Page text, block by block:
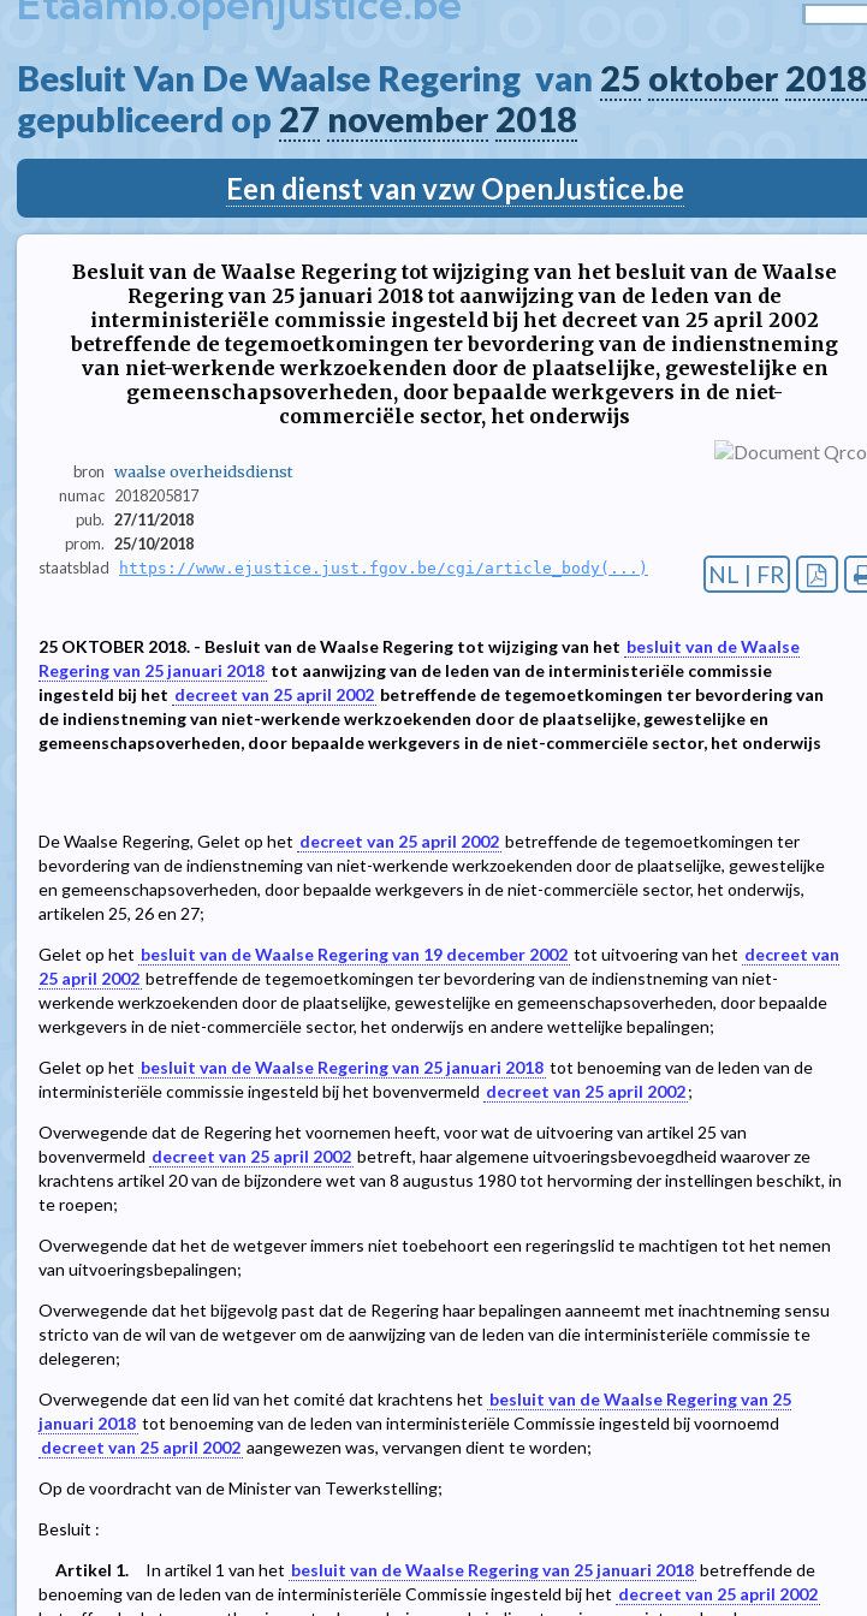
Besluit Van De Waalse Regering  van 25 oktober 2018
gepubliceerd op 27 november 2018
Een dienst van vzw OpenJustice.be
Besluit van de Waalse Regering tot wijziging van het besluit van de Waalse
Regering van 25 januari 2018 tot aanwijzing van de leden van de
interministeriële commissie ingesteld bij het decreet van 25 april 2002
betreffende de tegemoetkomingen ter bevordering van de indienstneming
van niet-werkende werkzoekenden door de plaatselijke, gewestelijke en
gemeenschapsoverheden, door bepaalde werkgevers in de niet-
commerciële sector, het onderwijs
bron waalse overheidsdienst
numac 2018205817
pub. 27/11/2018
prom. 25/10/2018
staatsblad
https://www.ejustice.just.fgov.be/cgi/article_body(...) NL | FR
25 OKTOBER 2018. - Besluit van de Waalse Regering tot wijziging van het besluit van de Waalse
Regering van 25 januari 2018 tot aanwijzing van de leden van de interministeriële commissie
ingesteld bij het decreet van 25 april 2002 betreffende de tegemoetkomingen ter bevordering van
de indienstneming van niet-werkende werkzoekenden door de plaatselijke, gewestelijke en
gemeenschapsoverheden, door bepaalde werkgevers in de niet-commerciële sector, het onderwijs
De Waalse Regering, Gelet op het decreet van 25 april 2002 betreffende de tegemoetkomingen ter
bevordering van de indienstneming van niet-werkende werkzoekenden door de plaatselijke, gewestelijke
en gemeenschapsoverheden, door bepaalde werkgevers in de niet-commerciële sector, het onderwijs,
artikelen 25, 26 en 27;
Gelet op het besluit van de Waalse Regering van 19 december 2002 tot uitvoering van het decreet van
25 april 2002 betreffende de tegemoetkomingen ter bevordering van de indienstneming van niet-
werkende werkzoekenden door de plaatselijke, gewestelijke en gemeenschapsoverheden, door bepaalde
werkgevers in de niet-commerciële sector, het onderwijs en andere wettelijke bepalingen;
Gelet op het besluit van de Waalse Regering van 25 januari 2018 tot benoeming van de leden van de
interministeriële commissie ingesteld bij het bovenvermeld decreet van 25 april 2002;
Overwegende dat de Regering het voornemen heeft, voor wat de uitvoering van artikel 25 van
bovenvermeld decreet van 25 april 2002 betreft, haar algemene uitvoeringsbevoegdheid waarover ze
krachtens artikel 20 van de bijzondere wet van 8 augustus 1980 tot hervorming der instellingen beschikt, in
te roepen;
Overwegende dat het de wetgever immers niet toebehoort een regeringslid te machtigen tot het nemen
van uitvoeringsbepalingen;
Overwegende dat het bijgevolg past dat de Regering haar bepalingen aanneemt met inachtneming sensu
stricto van de wil van de wetgever om de aanwijzing van de leden van die interministeriële commissie te
delegeren;
Overwegende dat een lid van het comité dat krachtens het besluit van de Waalse Regering van 25
januari 2018 tot benoeming van de leden van interministeriële Commissie ingesteld bij voornoemd
decreet van 25 april 2002 aangewezen was, vervangen dient te worden;
Op de voordracht van de Minister van Tewerkstelling;
Besluit :
Artikel 1.
In artikel 1 van het besluit van de Waalse Regering van 25 januari 2018 betreffende de
benoeming van de leden van de interministeriële Commissie ingesteld bij het decreet van 25 april 2002